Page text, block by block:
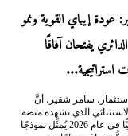
عودة إيباي القوية ونمو
يفتحان آفاقًا
استراتيجية...
سامر شقير، أنَّ
الذي تشهده منصة
إيباي عالميًّا في عام 2026 يُمثِّل نموذجًا